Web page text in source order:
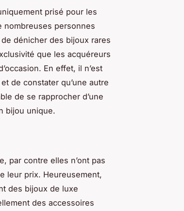
prisé pour les
nombreuses personnes
dénicher des bijoux rares
que les acquéreurs
En effet, il n’est
de constater qu’une autre
de se rapprocher d’une
bijou unique.
par contre elles n’ont pas
leur prix. Heureusement,
des bijoux de luxe
des accessoires